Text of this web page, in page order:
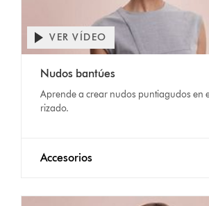
VER VÍDEO
Nudos bantúes
Aprende a crear nudos puntiagudos en
rizado.
Accesorios